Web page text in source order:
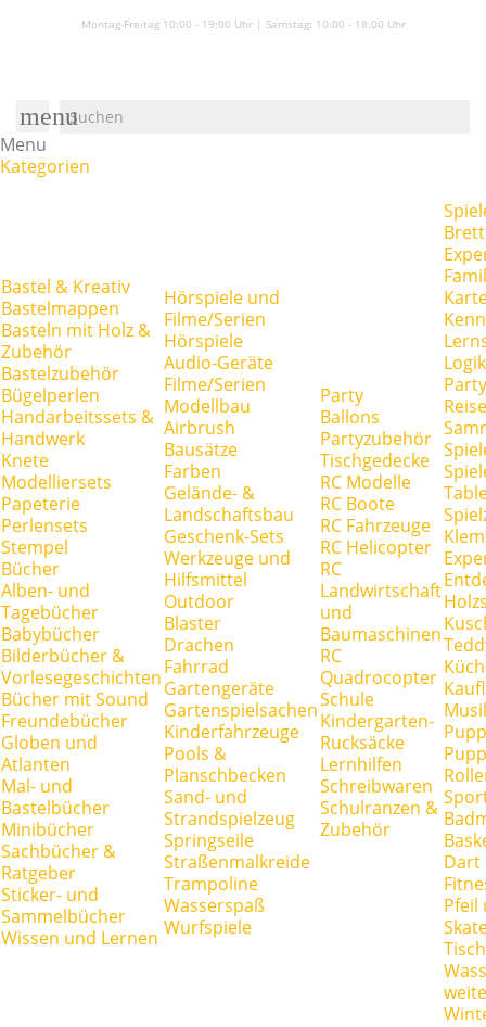
Montag-Freitag 10:00 - 19:00 Uhr | Samstag: 10:00 - 18:00 Uhr
menu
Menu
Kategorien
Bastel & Kreativ
Bastelmappen
Basteln mit Holz &
Zubehör
Bastelzubehör
Bügelperlen
Handarbeitssets &
Handwerk
Knete
Modelliersets
Papeterie
Perlensets
Stempel
Bücher
Alben- und
Tagebücher
Babybücher
Bilderbücher &
Vorlesegeschichten
Bücher mit Sound
Freundebücher
Globen und
Atlanten
Mal- und
Bastelbücher
Minibücher
Sachbücher &
Ratgeber
Sticker- und
Sammelbücher
Wissen und Lernen
Hörspiele und
Filme/Serien
Hörspiele
Audio-Geräte
Filme/Serien
Modellbau
Airbrush
Bausätze
Farben
Gelände- &
Landschaftsbau
Geschenk-Sets
Werkzeuge und
Hilfsmittel
Outdoor
Blaster
Drachen
Fahrrad
Gartengeräte
Gartenspielsachen
Kinderfahrzeuge
Pools &
Planschbecken
Sand- und
Strandspielzeug
Springseile
Straßenmalkreide
Trampoline
Wasserspaß
Wurfspiele
Party
Ballons
Partyzubehör
Tischgedecke
RC Modelle
RC Boote
RC Fahrzeuge
RC Helicopter
RC
Landwirtschaft
und
Baumaschinen
RC
Quadrocopter
Schule
Kindergarten-
Rucksäcke
Lernhilfen
Schreibwaren
Schulranzen &
Zubehör
Dart
Pfeil